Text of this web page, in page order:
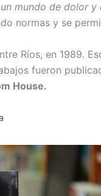
mundo de dolor y
normas y se
Ríos, en 1989.
fueron
House.